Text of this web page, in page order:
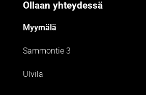
Ollaan yhteydessä
Myymälä
Sammontie 3
Ulvila